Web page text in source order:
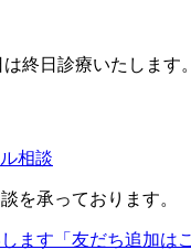
終日診療いたします。
相談
を承っております。